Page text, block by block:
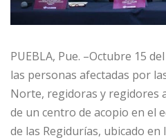
PUEBLA, Pue. –Octubre 15
las personas afectadas por
Norte, regidoras y regidores
de un centro de acopio en el
de las Regidurías, ubicado